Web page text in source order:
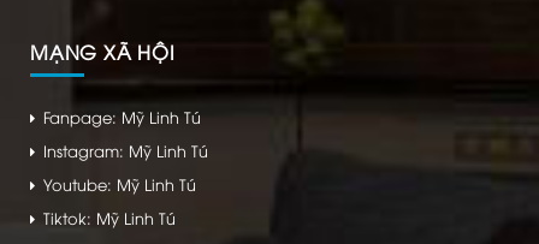
MẠNG XÃ HỘI
Fanpage: Mỹ Linh Tú
Instagram: Mỹ Linh Tú
Youtube: Mỹ Linh Tú
Tiktok: Mỹ Linh Tú